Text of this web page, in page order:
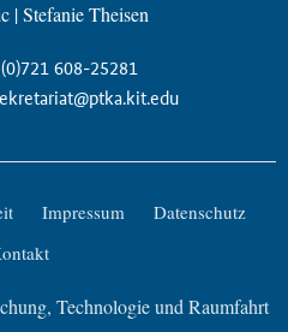
| Stefanie Theisen
608-25281
Impressum
Datenschutz
Technologie und Raumfahrt